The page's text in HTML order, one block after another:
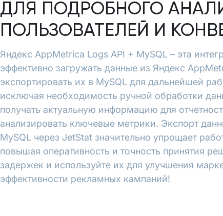
ДЛЯ ПОДРОБНОГО
ПОЛЬЗОВАТЕЛЕЙ И
Яндекс AppMetrica Logs API + MySQL – эта
эффективно загружать данные из Яндекс
экспортировать их в MySQL для дальнейшей
исключая необходимость ручной обработки
получать актуальную информацию для
анализировать ключевые метрики. Экспорт
MySQL через JetStat значительно упрощает
повышая оперативность и точность принятия
задержек и используйте их для улучшения
эффективности рекламных кампаний!